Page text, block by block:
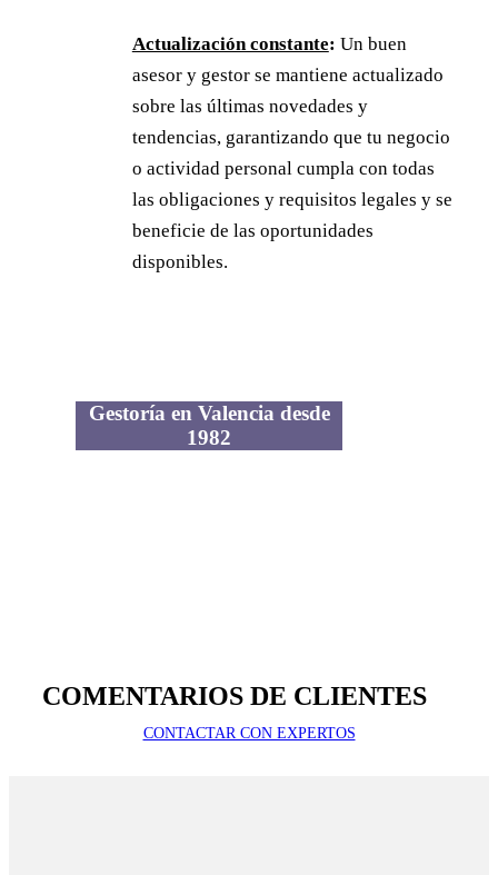
Actualización constante: Un buen
asesor y gestor se mantiene actualizado
sobre las últimas novedades y
tendencias, garantizando que tu negocio
o actividad personal cumpla con todas
las obligaciones y requisitos legales y se
beneficie de las oportunidades
disponibles.
Gestoría en Valencia desde
1982
COMENTARIOS DE CLIENTES
CONTACTAR CON EXPERTOS